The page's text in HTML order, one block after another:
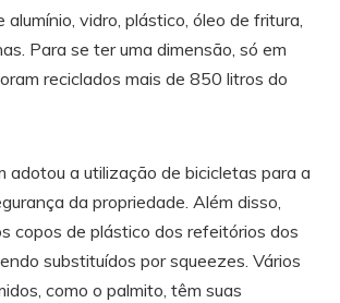
alumínio, vidro, plástico, óleo de fritura,
Para se ter uma dimensão, só em
reciclados mais de 850 litros do
adotou a utilização de bicicletas para a
da propriedade. Além disso,
copos de plástico dos refeitórios dos
substituídos por squeezes. Vários
como o palmito, têm suas